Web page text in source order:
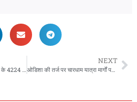
सीएम धामी ने विभिन्न योजनाओं के 4224 श्रमिकों को हस्तान्तरित की ₹ 12 करोड़ 89 लाख 85 हजार की धनराशि
NEXT
ओडिशा की तर्ज पर चारधाम यात्रा मार्गों पर तैयार होंगे स्पेशल शेल्टर, जानिये इसकी खासियत